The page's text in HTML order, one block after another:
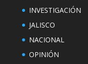
INVESTIGACIÓN
JALISCO
NACIONAL
OPINIÓN